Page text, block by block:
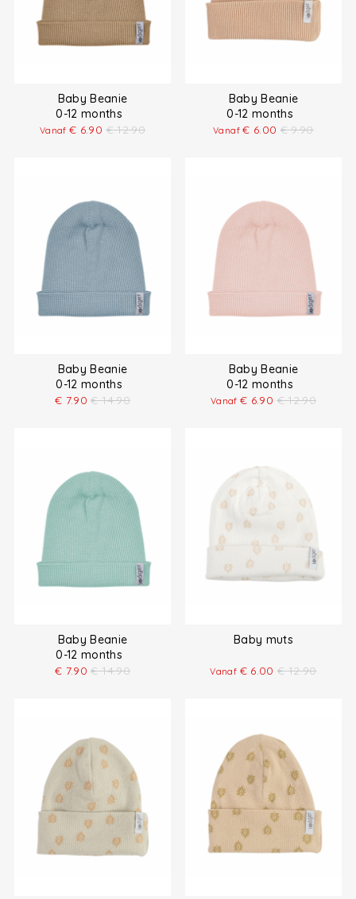
Baby Beanie
0-12 months
Vanaf€ 6.90 € 12.90
Baby Beanie
0-12 months
Vanaf€ 6.00 € 9.90
Baby Beanie
0-12 months
€ 7.90 € 14.90
Baby Beanie
0-12 months
Vanaf€ 6.90 € 12.90
Baby Beanie
0-12 months
€ 7.90 € 14.90
Baby muts
Vanaf € 6.00 € 12.90